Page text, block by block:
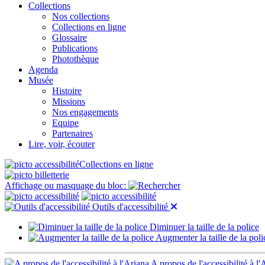
Collections
Nos collections
Collections en ligne
Glossaire
Publications
Photothèque
Agenda
Musée
Histoire
Missions
Nos engagements
Equipe
Partenaires
Lire, voir, écouter
Collections en ligne
Affichage ou masquage du bloc:
Outils d'accessibilité
Diminuer la taille de la police
Augmenter la taille de la